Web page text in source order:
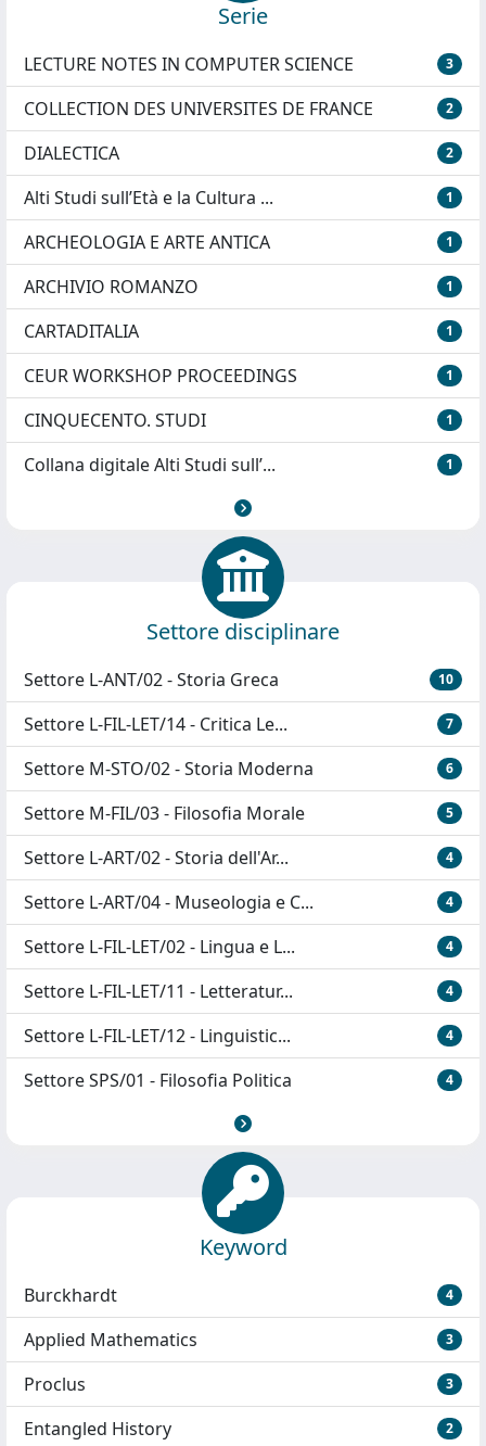
Serie
LECTURE NOTES IN COMPUTER SCIENCE 3
COLLECTION DES UNIVERSITES DE FRANCE 2
DIALECTICA 2
Alti Studi sull’Età e la Cultura ... 1
ARCHEOLOGIA E ARTE ANTICA 1
ARCHIVIO ROMANZO 1
CARTADITALIA 1
CEUR WORKSHOP PROCEEDINGS 1
CINQUECENTO. STUDI 1
Collana digitale Alti Studi sull’... 1
Settore disciplinare
Settore L-ANT/02 - Storia Greca 10
Settore L-FIL-LET/14 - Critica Le... 7
Settore M-STO/02 - Storia Moderna 6
Settore M-FIL/03 - Filosofia Morale 5
Settore L-ART/02 - Storia dell'Ar... 4
Settore L-ART/04 - Museologia e C... 4
Settore L-FIL-LET/02 - Lingua e L... 4
Settore L-FIL-LET/11 - Letteratur... 4
Settore L-FIL-LET/12 - Linguistic... 4
Settore SPS/01 - Filosofia Politica 4
Keyword
Burckhardt 4
Applied Mathematics 3
Proclus 3
Entangled History 2